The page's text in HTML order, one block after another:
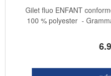
6
Gilet fluo ENFANT
100 % polyester -